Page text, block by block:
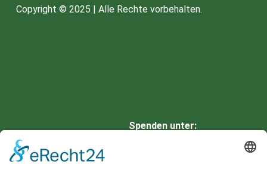
Copyright © 2025 | Alle Rechte vorbehalten.
Spenden unter: